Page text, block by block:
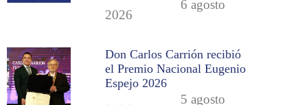
6 agosto
2026
Don Carlos Carrión recibió
el Premio Nacional Eugenio
Espejo 2026
5 agosto